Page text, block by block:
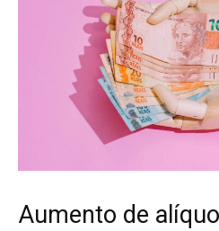
Aumento de